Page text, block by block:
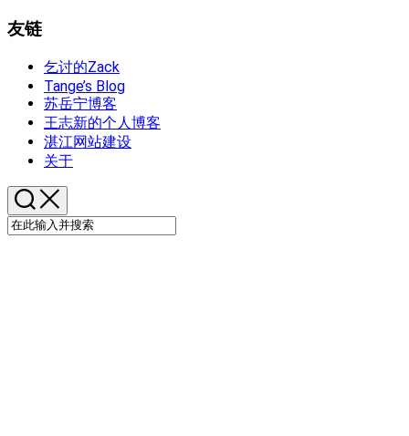
友链
乞讨的Zack
Tange’s Blog
苏岳宁博客
王志新的个人博客
湛江网站建设
关于